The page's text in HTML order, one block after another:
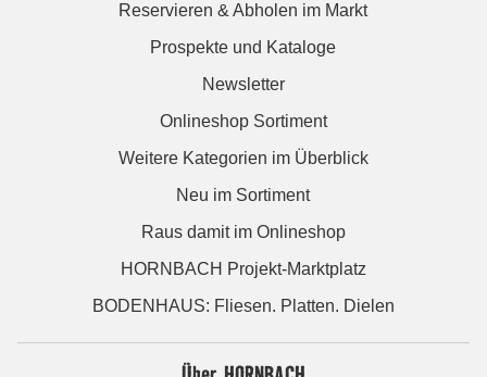
Reservieren & Abholen im Markt
Prospekte und Kataloge
Newsletter
Onlineshop Sortiment
Weitere Kategorien im Überblick
Neu im Sortiment
Raus damit im Onlineshop
HORNBACH Projekt-Marktplatz
BODENHAUS: Fliesen. Platten. Dielen